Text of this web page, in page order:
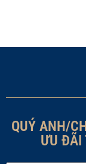
QUÝ ANH/
ƯU ĐÃI